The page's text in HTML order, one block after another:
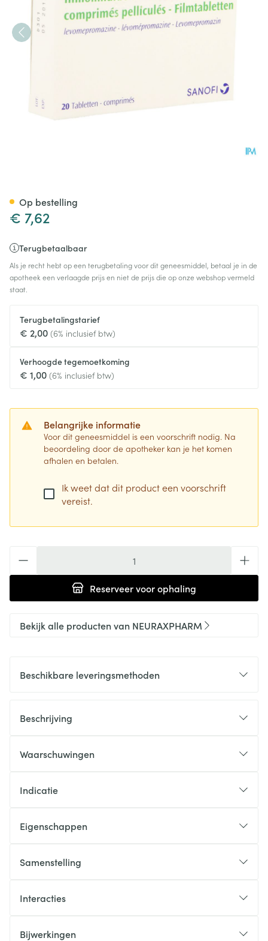
€ 7,62
Terugbetaalbaar
Als je recht hebt op een terugbetaling voor dit geneesmiddel, betaal je in de
apotheek een verlaagde prijs en niet de prijs die op onze webshop vermeld
staat.
Terugbetalingstarief
€ 2,00 (6% inclusief btw)
Verhoogde tegemoetkoming
€ 1,00 (6% inclusief btw)
Belangrijke informatie
Voor dit geneesmiddel is een voorschrift nodig. Na
beoordeling door de apotheker kan je het komen
afhalen en betalen.
Ik weet dat dit product een voorschrift
vereist.
Reserveervoor ophaling
Op bestelling
Bekijk alle producten van NEURAXPHARM
Beschikbare leveringsmethoden
Beschrijving
Waarschuwingen
Indicatie
Eigenschappen
Samenstelling
Interacties
Bijwerkingen